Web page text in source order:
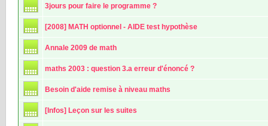
3jours pour faire le programme ?
[2008] MATH optionnel - AIDE test hypothèse
Annale 2009 de math
maths 2003 : question 3.a erreur d'énoncé ?
Besoin d'aide remise à niveau maths
[Infos] Leçon sur les suites